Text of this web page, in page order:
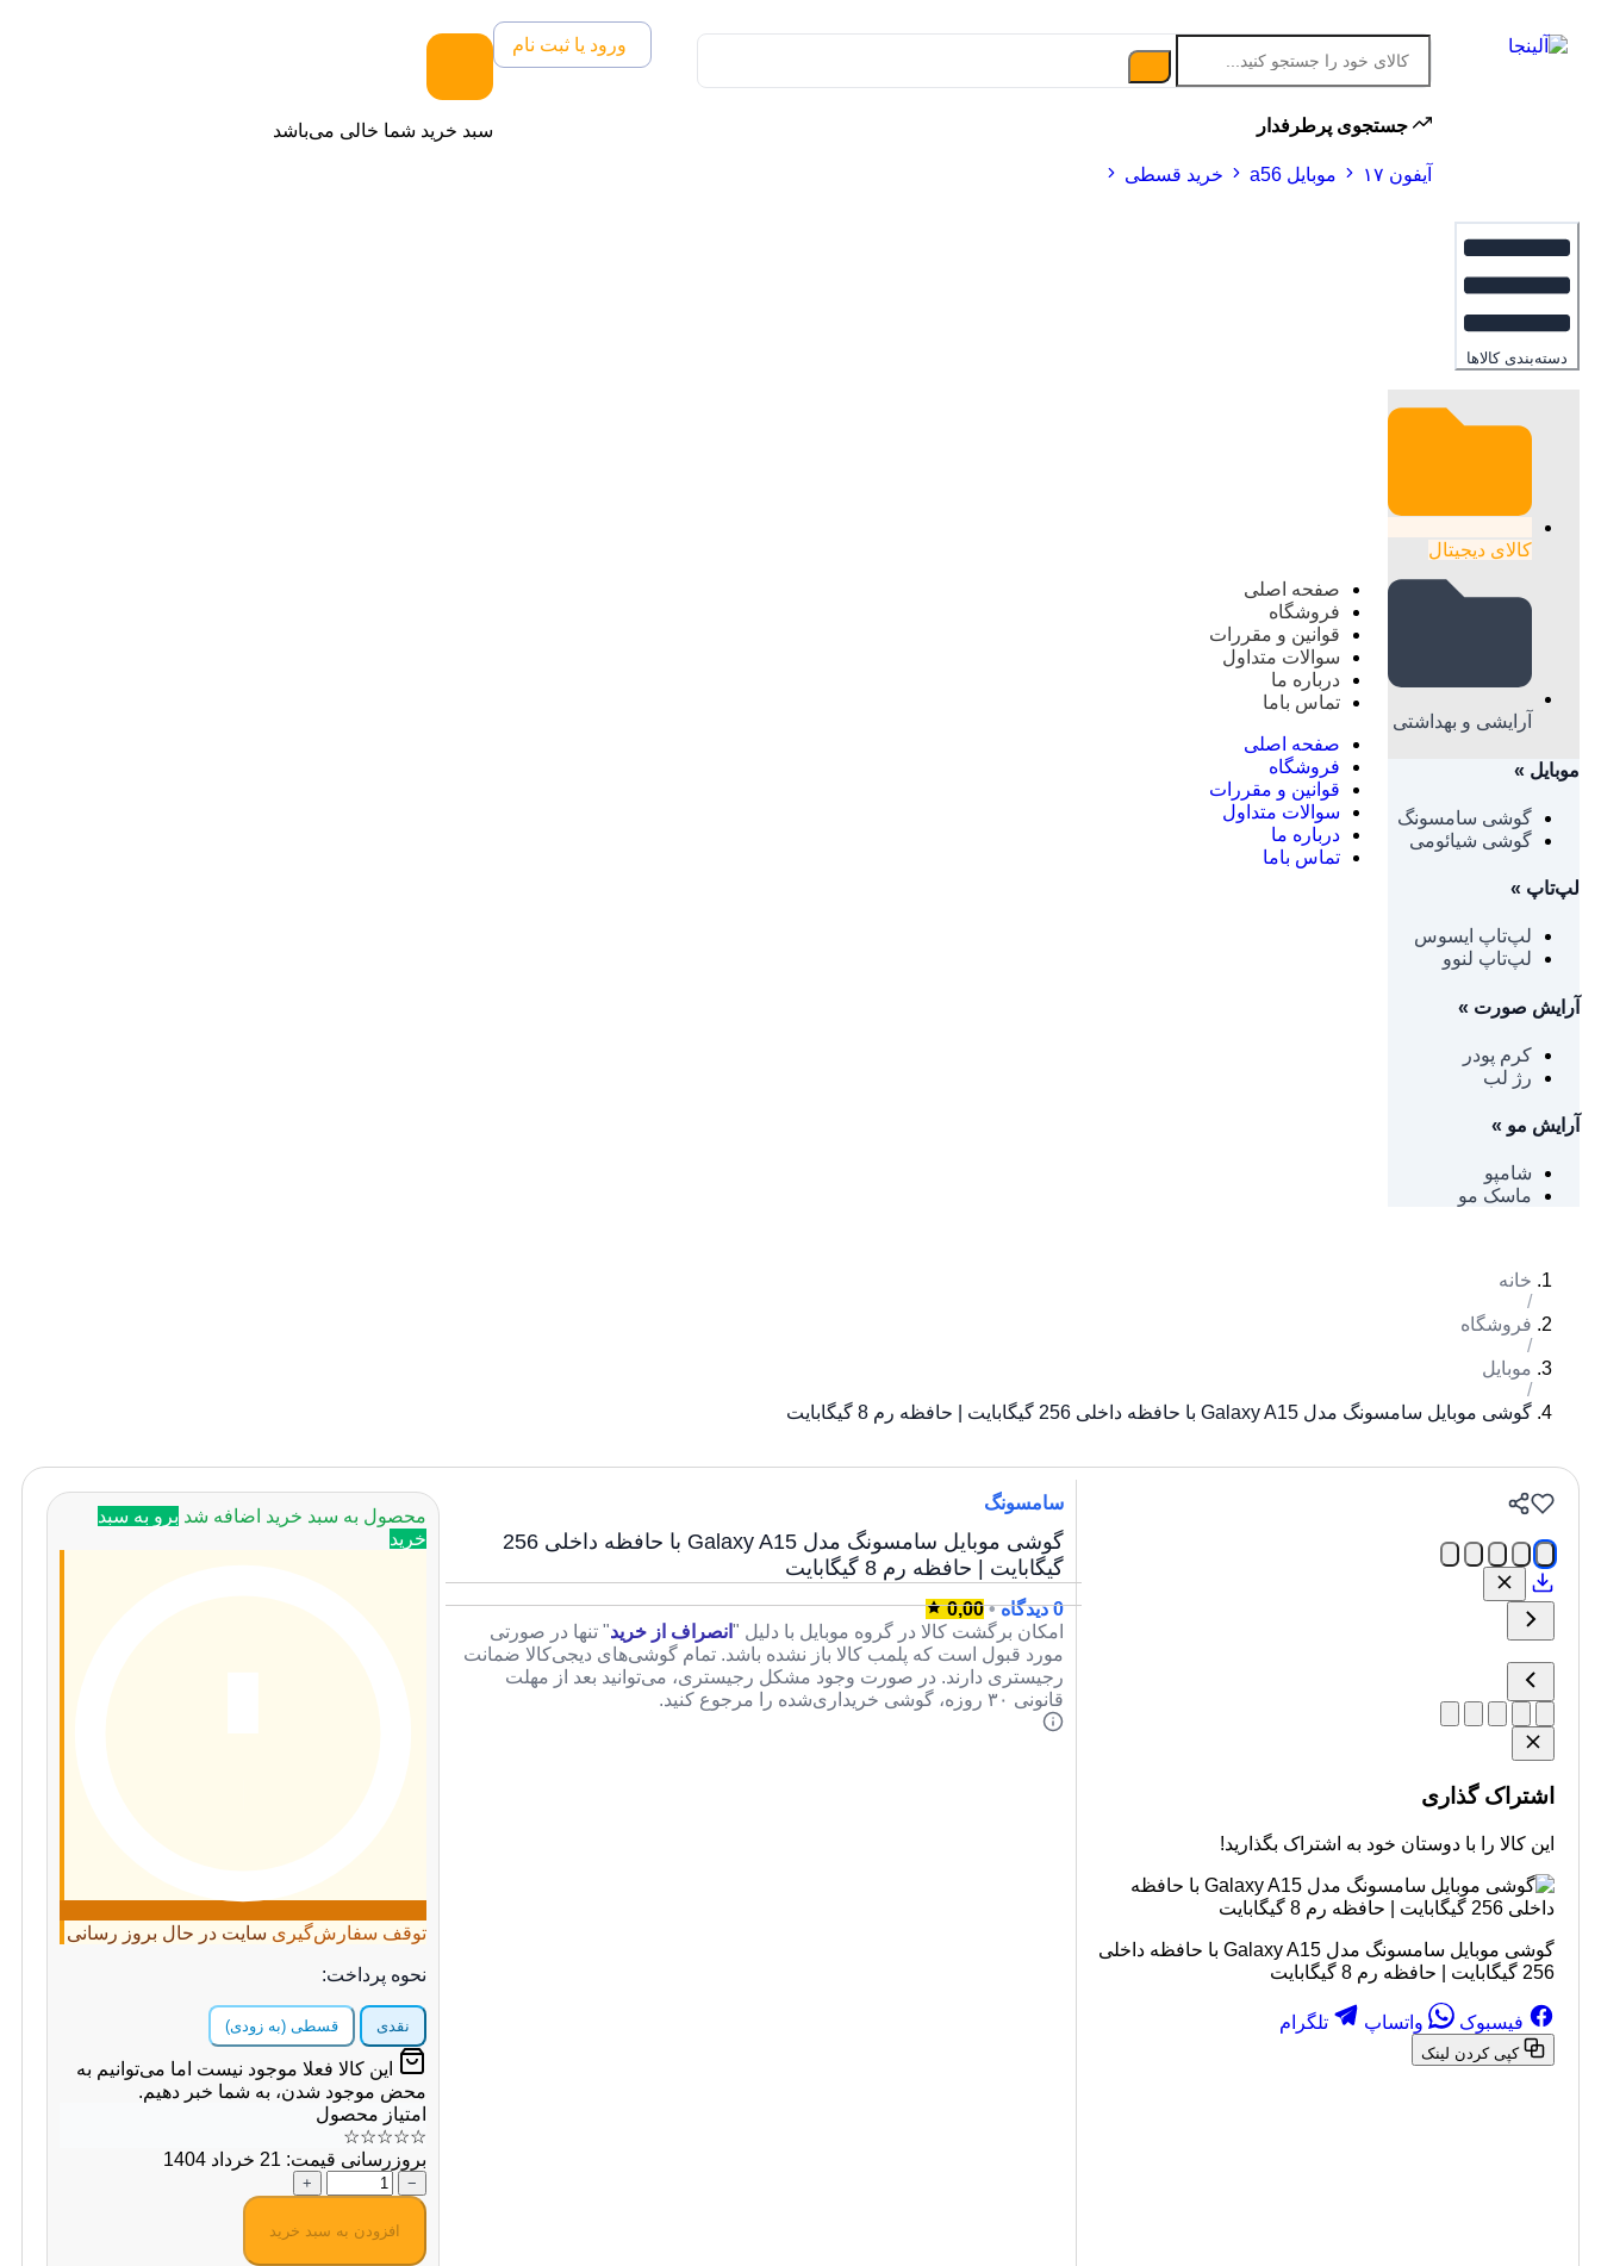
جستجوی پرطرفدار
آیفون ۱۷ موبایل a56 خرید قسطی
ورود یا ثبت نام
سبد خرید شما خالی می‌باشد
دسته‌بندی کالاها
کالای دیجیتال
آرایشی و بهداشتی
موبایل »
گوشی سامسونگ
گوشی شیائومی
لپ‌تاپ »
لپ‌تاپ ایسوس
لپ‌تاپ لنوو
آرایش صورت »
کرم پودر
رژ لب
آرایش مو »
شامپو
ماسک مو
صفحه اصلی
فروشگاه
قوانین و مقررات
سوالات متداول
درباره ما
تماس باما
صفحه اصلی
فروشگاه
قوانین و مقررات
سوالات متداول
درباره ما
تماس باما
خانه
/
فروشگاه
/
موبایل
/
گوشی موبایل سامسونگ مدل Galaxy A15 با حافظه داخلی 256 گیگابایت | حافظه رم 8 گیگابایت
اشتراک گذاری
این کالا را با دوستان خود به اشتراک بگذارید!
گوشی موبایل سامسونگ مدل Galaxy A15 با حافظه داخلی
256 گیگابایت | حافظه رم 8 گیگابایت
فیسبوک واتساپ تلگرام
کپی کردن لینک
سامسونگ
گوشی موبایل سامسونگ مدل Galaxy A15 با حافظه داخلی 256
گیگابایت | حافظه رم 8 گیگابایت
0 دیدگاه •
0,00
امکان برگشت کالا در گروه موبایل با دلیل "انصراف از خرید" تنها در صورتی
مورد قبول است که پلمب کالا باز نشده باشد. تمام گوشی‌های دیجی‌کالا ضمانت
رجیستری دارند. در صورت وجود مشکل رجیستری، می‌توانید بعد از مهلت
قانونی ۳۰ روزه، گوشی خریداری‌شده را مرجوع کنید.
محصول به سبد خرید اضافه شد برو به سبد
خرید
توقف سفارش‌گیری سایت در حال بروز رسانی
نحوه پرداخت:
نقدی قسطی (به زودی)
این کالا فعلا موجود نیست اما می‌توانیم به
محض موجود شدن، به شما خبر دهیم.
امتیاز محصول
☆
☆
☆
☆
☆
بروزرسانی قیمت: 21 خرداد 1404
−
+
افزودن به سبد خرید